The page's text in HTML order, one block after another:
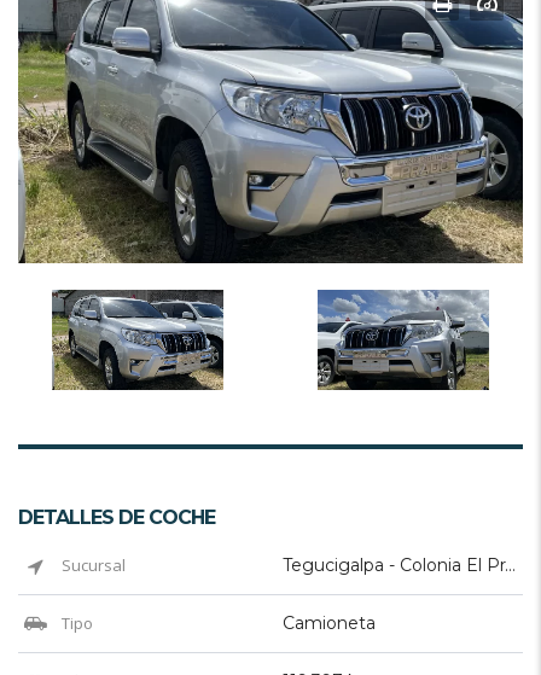
DETALLES DE COCHE
Sucursal Tegucigalpa - Colonia El Prado
Tipo Camioneta